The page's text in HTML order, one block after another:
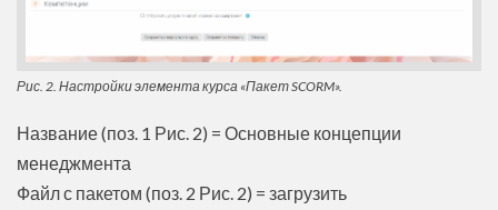
Рис. 2. Настройки элемента курса «Пакет SCORM».
Название (поз. 1 Рис. 2) = Основные концепции
менеджмента
Файл с пакетом (поз. 2 Рис. 2) = загрузить